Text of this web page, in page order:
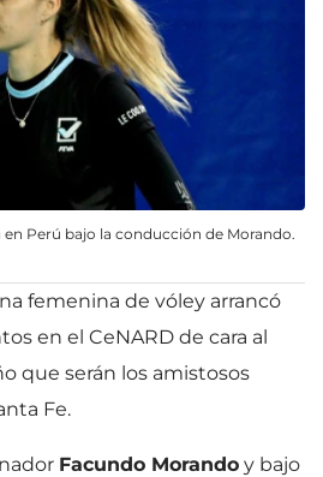
Perú bajo la conducción de Morando.
femenina de vóley arrancó
en el CeNARD de cara al
que serán los amistosos
Fe.
Facundo Morando y bajo